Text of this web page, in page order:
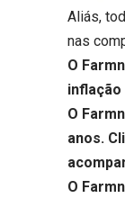
Aliás,
nas
O
inflação
O
anos.
O